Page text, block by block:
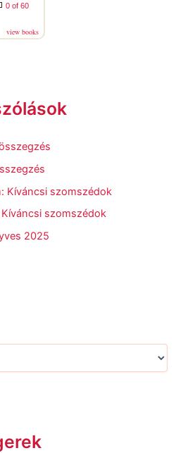
0 of 60
view books
Kíváncsi szomszédok
szomszédok
2025